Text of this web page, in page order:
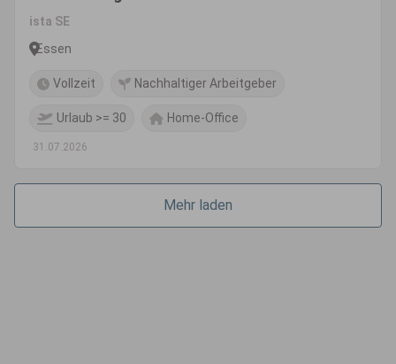
ista SE
Essen
Vollzeit Nachhaltiger Arbeitgeber
Urlaub >= 30 Home-Office
31.07.2026
Mehr laden